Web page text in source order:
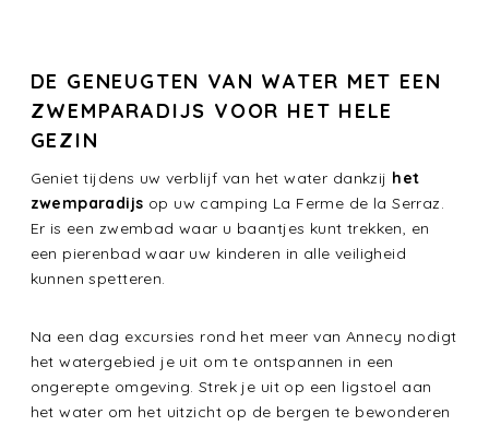
DE GENEUGTEN VAN WATER MET EEN
ZWEMPARADIJS VOOR HET HELE
GEZIN
Geniet tijdens uw verblijf van het water dankzij het
zwemparadijs op uw camping La Ferme de la Serraz.
Er is een zwembad waar u baantjes kunt trekken, en
een pierenbad waar uw kinderen in alle veiligheid
kunnen spetteren.
Na een dag excursies rond het meer van Annecy nodigt
het watergebied je uit om te ontspannen in een
ongerepte omgeving. Strek je uit op een ligstoel aan
het water om het uitzicht op de bergen te bewonderen